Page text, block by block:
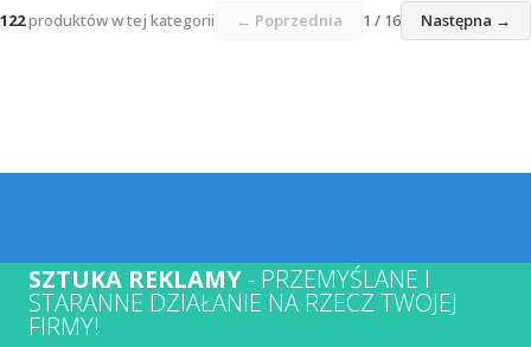
122produktów w tej kategorii ← Poprzednia 1 / 16 Następna →
SZTUKA REKLAMY- PRZEMYŚLANE I
STARANNE DZIAŁANIE NA RZECZ TWOJEJ
FIRMY!